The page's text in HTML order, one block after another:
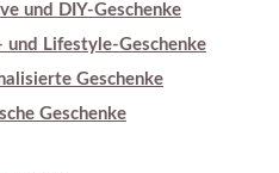
und DIY-Geschenke
und Lifestyle-Geschenke
Geschenke
Geschenke